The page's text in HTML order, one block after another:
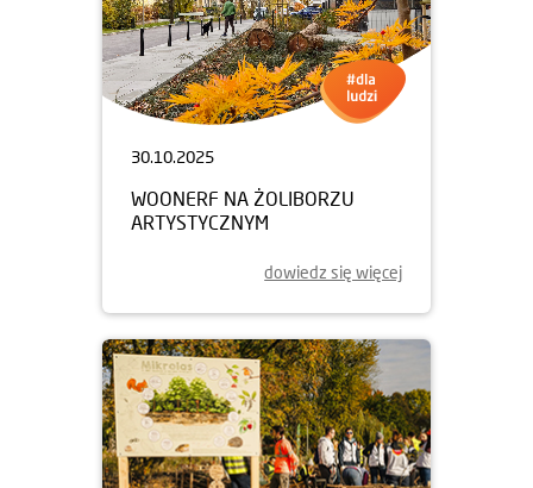
30.10.2025
WOONERF NA ŻOLIBORZU
ARTYSTYCZNYM
dowiedz się więcej